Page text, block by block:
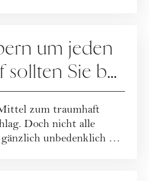
um jeden
sollten Sie bei
achten
zum traumhaft
Doch nicht alle
unbedenklich …